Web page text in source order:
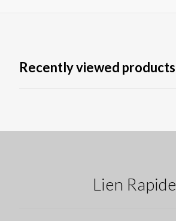
Recently viewed products
Lien Rapide